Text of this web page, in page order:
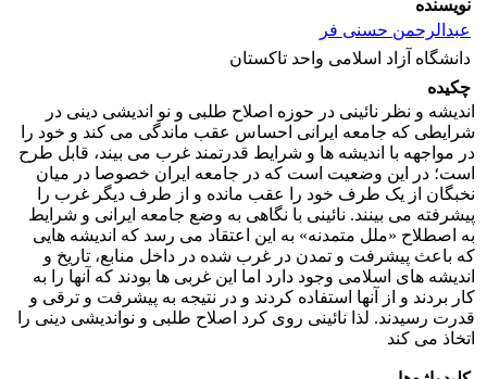
نویسنده
عبدالرحمن حسنی فر
دانشگاه آزاد اسلامی واحد تاکستان
چکیده
اندیشه و نظر نائینی در حوزه اصلاح طلبی و نو اندیشی دینی در
شرایطی که جامعه ایرانی احساس عقب ماندگی می کند و خود را
در مواجهه با اندیشه ها و شرایط قدرتمند غرب می بیند، قابل طرح
است؛ در این وضعیت است که در جامعه ایران خصوصا در میان
نخبگان از یک طرف خود را عقب مانده و از طرف دیگر غرب را
پیشرفته می بینند. نائینی با نگاهی به وضع جامعه ایرانی و شرایط
به اصطلاح «ملل متمدنه» به این اعتقاد می رسد که اندیشه هایی
که باعث پیشرفت و تمدن در غرب شده در داخل منابع، تاریخ و
اندیشه های اسلامی وجود دارد اما این غربی ها بودند که آنها را به
کار بردند و از آنها استفاده کردند و در نتیجه به پیشرفت و ترقی و
قدرت رسیدند. لذا نائینی روی کرد اصلاح طلبی و نواندیشی دینی را
اتخاذ می کند